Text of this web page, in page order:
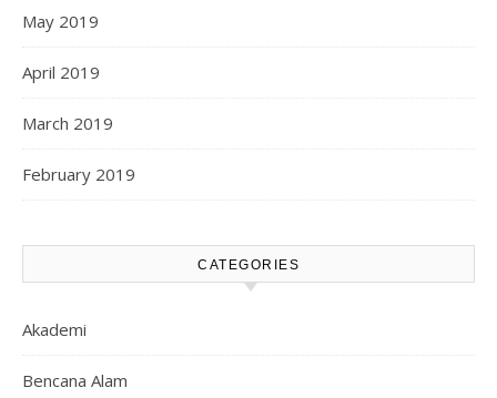
May 2019
April 2019
March 2019
February 2019
CATEGORIES
Akademi
Bencana Alam